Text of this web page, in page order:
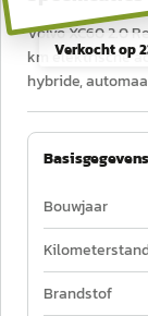
Verkocht op
Volvo XC60 2.0
km elektrische
hybride,
Basisgegevens
Bouwjaar
Brandstof